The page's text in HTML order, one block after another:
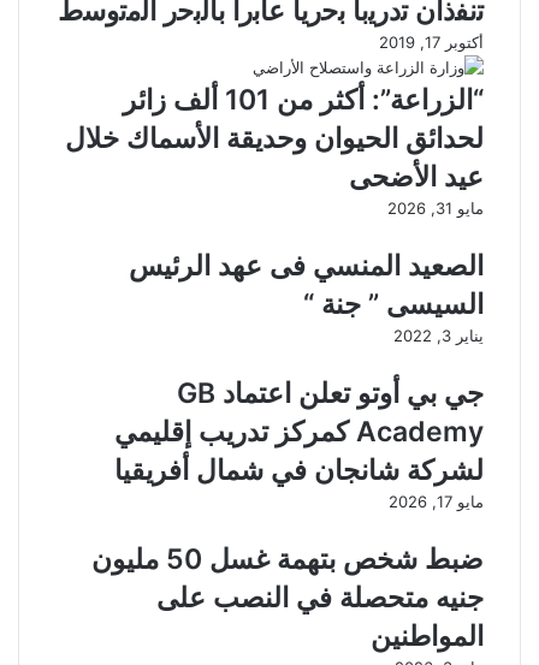
ﺗﻧﻔذان ﺗدرﯾباً ﺑﺣرياً ﻋﺎﺑراً ﺑﺎﻟﺑﺣر اﻟﻣﺗوﺳط
أكتوبر 17, 2019
“الزراعة”: أكثر من 101 ألف زائر
لحدائق الحيوان وحديقة الأسماك خلال
عيد الأضحى
مايو 31, 2026
الصعيد المنسي فى عهد الرئيس
السيسى ” جنة “
يناير 3, 2022
جي بي أوتو تعلن اعتماد GB
Academy كمركز تدريب إقليمي
لشركة شانجان في شمال أفريقيا
مايو 17, 2026
ضبط شخص بتهمة غسل 50 مليون
جنيه متحصلة في النصب على
المواطنين